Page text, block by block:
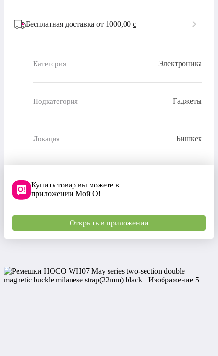
Бесплатная доставка от 1000,00 c
Категория Электроника
Подкатегория Гаджеты
Локация Бишкек
Купить товар вы можете в
приложении Мой О!
Открыть в приложении